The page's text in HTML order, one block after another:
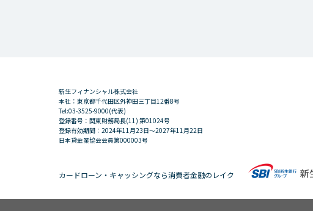
新生フィナンシャル株式会社
本社：東京都千代田区外神田三丁目12番8号
Tel:03-3525-9000(代表)
登録番号：関東財務局長(11) 第01024号
登録有効期間：2024年11月23日～2027年11月22日
日本貸金業協会会員第000003号
カードローン・キャッシングなら消費者金融のレイク